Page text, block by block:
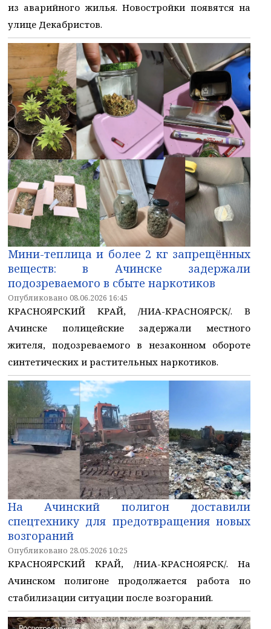
из аварийного жилья. Новостройки появятся на
улице Декабристов.
Мини-теплица и более 2 кг запрещённых
веществ: в Ачинске задержали
подозреваемого в сбыте наркотиков
Опубликовано 08.06.2026 16:45
КРАСНОЯРСКИЙ КРАЙ, /НИА-КРАСНОЯРСК/. В
Ачинске полицейские задержали местного
жителя, подозреваемого в незаконном обороте
синтетических и растительных наркотиков.
На Ачинский полигон доставили
спецтехнику для предотвращения новых
возгораний
Опубликовано 28.05.2026 10:25
КРАСНОЯРСКИЙ КРАЙ, /НИА-КРАСНОЯРСК/. На
Ачинском полигоне продолжается работа по
стабилизации ситуации после возгораний.